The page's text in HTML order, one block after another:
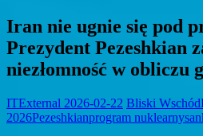
Iran nie ugnie się pod
Prezydent Pezeshkian
niezłomność w
ITExternal 2026-02-22 Bliski Wschód
2026Pezeshkianprogram nuklearny